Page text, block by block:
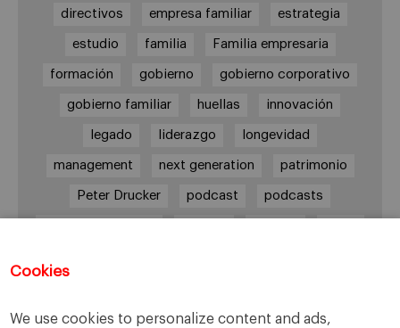
Cookies
We use cookies to personalize content and ads,
directivos empresa familiar estrategia
estudio familia Familia empresaria
formación gobierno gobierno corporativo
gobierno familiar huellas innovación
legado liderazgo longevidad
management next generation patrimonio
Peter Drucker podcast podcasts
órganos de gobierno